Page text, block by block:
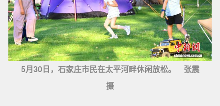
5月30日，石家庄市民在太平河畔休闲放松。 张震
摄